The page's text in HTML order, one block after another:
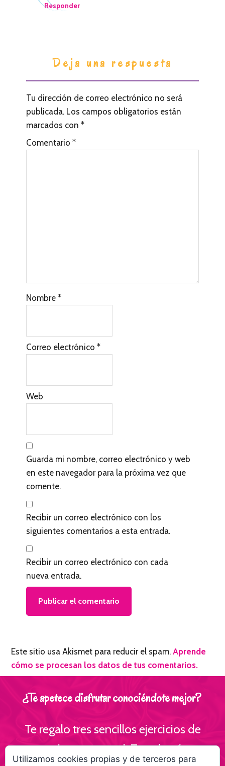
Responder
Deja una respuesta
Tu dirección de correo electrónico no será
publicada. Los campos obligatorios están
marcados con*
Comentario*
Nombre*
Correo electrónico*
Web
Guarda mi nombre, correo electrónico y web
en este navegador para la próxima vez que
comente.
Recibir un correo electrónico con los
siguientes comentarios a esta entrada.
Recibir un correo electrónico con cada
nueva entrada.
Este sitio usa Akismet para reducir el spam.Aprende
cómo se procesan los datos de tus comentarios.
¿Te apetece disfrutar conociéndote mejor?
Te regalo tres sencillos ejercicios de
escritura personal ¡Te volverás
Utilizamos cookies propias y de terceros para